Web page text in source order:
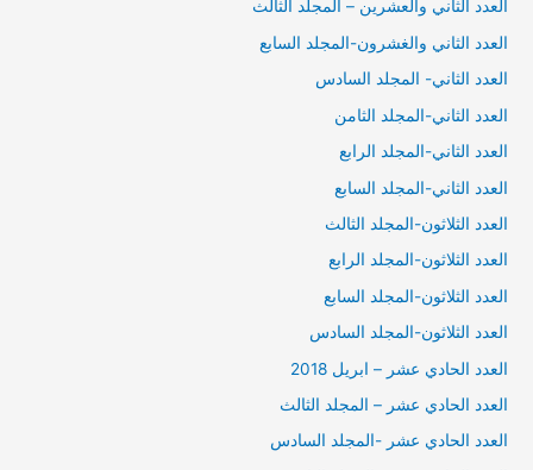
العدد الثاني والعشرين – المجلد الثالث
العدد الثاني والغشرون-المجلد السابع
العدد الثاني- المجلد السادس
العدد الثاني-المجلد الثامن
العدد الثاني-المجلد الرابع
العدد الثاني-المجلد السابع
العدد الثلاثون-المجلد الثالث
العدد الثلاثون-المجلد الرابع
العدد الثلاثون-المجلد السابع
العدد الثلاثون-المجلد السادس
العدد الحادي عشر – ابريل 2018
العدد الحادي عشر – المجلد الثالث
العدد الحادي عشر -المجلد السادس